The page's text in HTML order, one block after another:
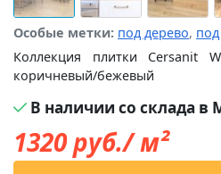
Особые метки: под дерево,
Коллекция плитки Cersanit
коричневый/бежевый
В наличии со склада в
1320руб./ м²